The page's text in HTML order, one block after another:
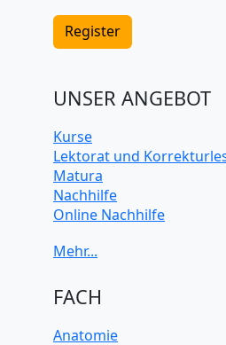
Register
UNSER ANGEBOT
Kurse
Lektorat und
Matura
Nachhilfe
Online Nachhilfe
FACH
Anatomie